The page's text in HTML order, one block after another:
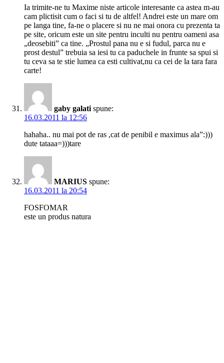
Ia trimite-ne tu Maxime niste articole interesante ca astea m-au
cam plictisit cum o faci si tu de altfel! Andrei este un mare om
pe langa tine, fa-ne o placere si nu ne mai onora cu prezenta ta
pe site, oricum este un site pentru inculti nu pentru oameni asa
„deosebiti” ca tine. „Prostul pana nu e si fudul, parca nu e
prost destul” trebuia sa iesi tu ca paduchele in frunte sa spui si
tu ceva sa te stie lumea ca esti cultivat,nu ca cei de la tara fara
carte!
gaby galati spune:
16.03.2011 la 12:56
hahaha.. nu mai pot de ras ,cat de penibil e maximus ala”:)))
dute tataaa=)))tare
MARIUS spune:
16.03.2011 la 20:54
FOSFOMAR
este un produs natura